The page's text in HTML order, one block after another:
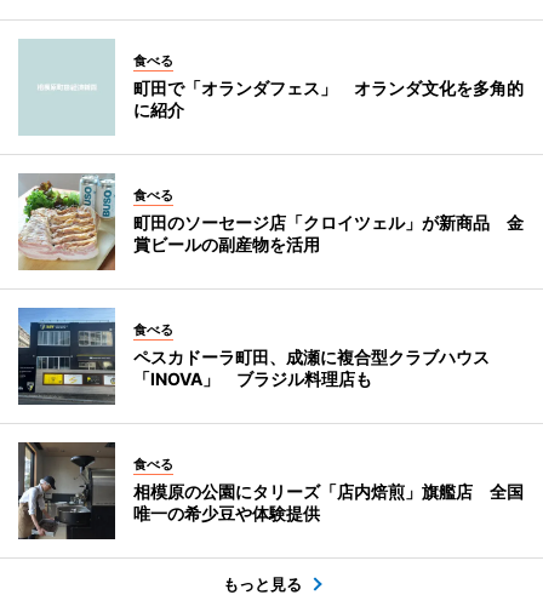
食べる
町田で「オランダフェス」 オランダ文化を多角的
に紹介
食べる
町田のソーセージ店「クロイツェル」が新商品 金
賞ビールの副産物を活用
食べる
ペスカドーラ町田、成瀬に複合型クラブハウス
「INOVA」 ブラジル料理店も
食べる
相模原の公園にタリーズ「店内焙煎」旗艦店 全国
唯一の希少豆や体験提供
もっと見る